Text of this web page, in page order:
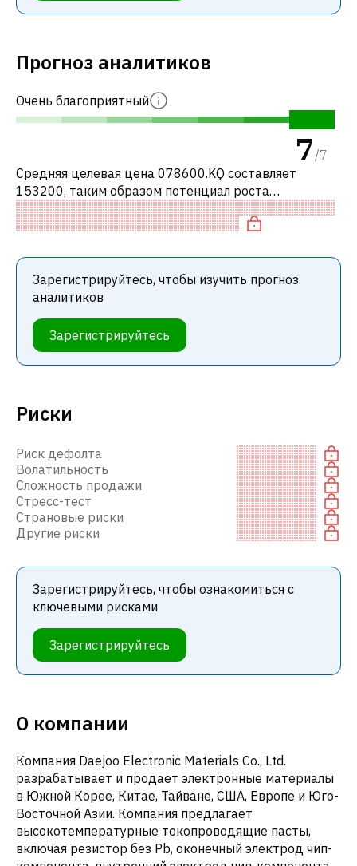
Риски
Риск дефолта
Волатильность
Сложность продажи
Стресс-тест
Страновые риски
Другие риски
Зарегистрируйтесь, чтобы ознакомиться с
ключевыми рисками
Зарегистрируйтесь
О компании
Компания Daejoo Electronic Materials Co., Ltd.
разрабатывает и продает электронные материалы
в Южной Корее, Китае, Тайване, США, Европе и Юго-
Восточной Азии. Компания предлагает
высокотемпературные токопроводящие пасты,
включая резистор без Pb, оконечный электрод чип-
Прогноз аналитиков
Очень благоприятный
7/7
Средняя целевая цена 078600.KQ составляет
153200, таким образом потенциал роста
составляет 79.4%. Обычно это означает
рекомендацию «ПОКУПАТЬ» среди
Зарегистрируйтесь, чтобы изучить прогноз
аналитиков
Зарегистрируйтесь